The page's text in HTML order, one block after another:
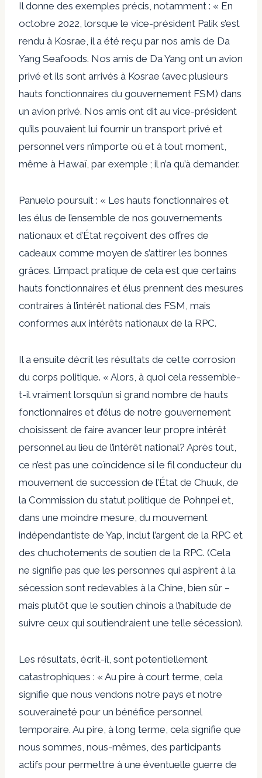
Il donne des exemples précis, notamment : « En
octobre 2022, lorsque le vice-président Palik s’est
rendu à Kosrae, il a été reçu par nos amis de Da
Yang Seafoods. Nos amis de Da Yang ont un avion
privé et ils sont arrivés à Kosrae (avec plusieurs
hauts fonctionnaires du gouvernement FSM) dans
un avion privé. Nos amis ont dit au vice-président
qu’ils pouvaient lui fournir un transport privé et
personnel vers n’importe où et à tout moment,
même à Hawaï, par exemple ; il n’a qu’à demander.
Panuelo poursuit : « Les hauts fonctionnaires et
les élus de l’ensemble de nos gouvernements
nationaux et d’État reçoivent des offres de
cadeaux comme moyen de s’attirer les bonnes
grâces. L’impact pratique de cela est que certains
hauts fonctionnaires et élus prennent des mesures
contraires à l’intérêt national des FSM, mais
conformes aux intérêts nationaux de la RPC.
Il a ensuite décrit les résultats de cette corrosion
du corps politique. « Alors, à quoi cela ressemble-
t-il vraiment lorsqu’un si grand nombre de hauts
fonctionnaires et d’élus de notre gouvernement
choisissent de faire avancer leur propre intérêt
personnel au lieu de l’intérêt national? Après tout,
ce n’est pas une coïncidence si le fil conducteur du
mouvement de succession de l’État de Chuuk, de
la Commission du statut politique de Pohnpei et,
dans une moindre mesure, du mouvement
indépendantiste de Yap, inclut l’argent de la RPC et
des chuchotements de soutien de la RPC. (Cela
ne signifie pas que les personnes qui aspirent à la
sécession sont redevables à la Chine, bien sûr –
mais plutôt que le soutien chinois a l’habitude de
suivre ceux qui soutiendraient une telle sécession).
Les résultats, écrit-il, sont potentiellement
catastrophiques : « Au pire à court terme, cela
signifie que nous vendons notre pays et notre
souveraineté pour un bénéfice personnel
temporaire. Au pire, à long terme, cela signifie que
nous sommes, nous-mêmes, des participants
actifs pour permettre à une éventuelle guerre de